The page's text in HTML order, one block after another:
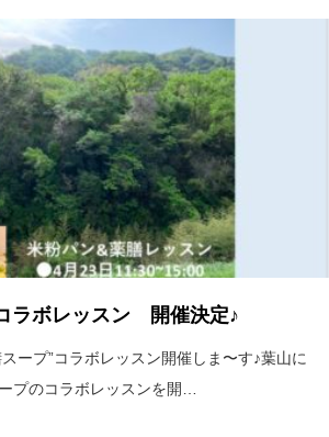
ラボレッスン 開催決定♪
ープ”コラボレッスン開催しま〜す♪葉山に
プのコラボレッスンを開…